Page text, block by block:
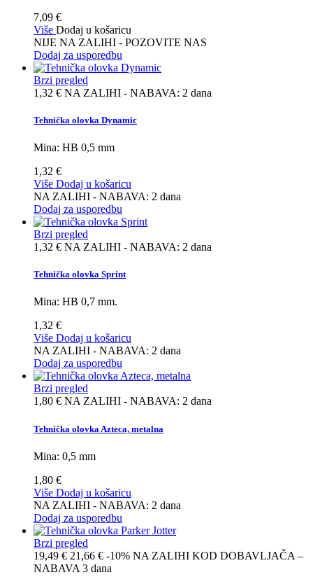
7,09 €
Više Dodaj u košaricu
NIJE NA ZALIHI - POZOVITE NAS
Dodaj za usporedbu
Brzi pregled
1,32 € NA ZALIHI - NABAVA: 2 dana
Tehnička olovka Dynamic
Mina: HB 0,5 mm
1,32 €
Više Dodaj u košaricu
NA ZALIHI - NABAVA: 2 dana
Dodaj za usporedbu
Brzi pregled
1,32 € NA ZALIHI - NABAVA: 2 dana
Tehnička olovka Sprint
Mina: HB 0,7 mm.
1,32 €
Više Dodaj u košaricu
NA ZALIHI - NABAVA: 2 dana
Dodaj za usporedbu
Brzi pregled
1,80 € NA ZALIHI - NABAVA: 2 dana
Tehnička olovka Azteca, metalna
Mina: 0,5 mm
1,80 €
Više Dodaj u košaricu
NA ZALIHI - NABAVA: 2 dana
Dodaj za usporedbu
Brzi pregled
19,49 € 21,66 € -10% NA ZALIHI KOD DOBAVLJAČA –
NABAVA 3 dana